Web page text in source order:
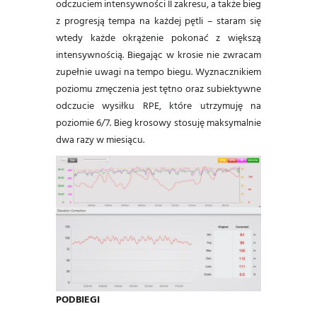
odczuciem intensywności II zakresu, a także bieg
z progresją tempa na każdej pętli – staram się
wtedy każde okrążenie pokonać z większą
intensywnością. Biegając w krosie nie zwracam
zupełnie uwagi na tempo biegu. Wyznacznikiem
poziomu zmęczenia jest tętno oraz subiektywne
odczucie wysiłku RPE, które utrzymuję na
poziomie 6/7. Bieg krosowy stosuję maksymalnie
dwa razy w miesiącu.
PODBIEGI